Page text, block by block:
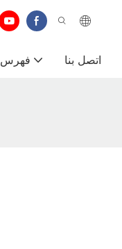
فهرس اتصل بنا